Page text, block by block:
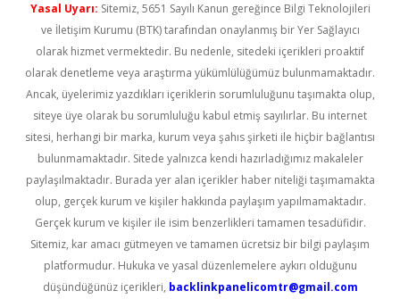
Yasal Uyarı: Sitemiz, 5651 Sayılı Kanun gereğince Bilgi Teknolojileri
ve İletişim Kurumu (BTK) tarafından onaylanmış bir Yer Sağlayıcı
olarak hizmet vermektedir. Bu nedenle, sitedeki içerikleri proaktif
olarak denetleme veya araştırma yükümlülüğümüz bulunmamaktadır.
Ancak, üyelerimiz yazdıkları içeriklerin sorumluluğunu taşımakta olup,
siteye üye olarak bu sorumluluğu kabul etmiş sayılırlar. Bu internet
sitesi, herhangi bir marka, kurum veya şahıs şirketi ile hiçbir bağlantısı
bulunmamaktadır. Sitede yalnızca kendi hazırladığımız makaleler
paylaşılmaktadır. Burada yer alan içerikler haber niteliği taşımamakta
olup, gerçek kurum ve kişiler hakkında paylaşım yapılmamaktadır.
Gerçek kurum ve kişiler ile isim benzerlikleri tamamen tesadüfidir.
Sitemiz, kar amacı gütmeyen ve tamamen ücretsiz bir bilgi paylaşım
platformudur. Hukuka ve yasal düzenlemelere aykırı olduğunu
düşündüğünüz içerikleri, backlinkpanelicomtr@gmail.com